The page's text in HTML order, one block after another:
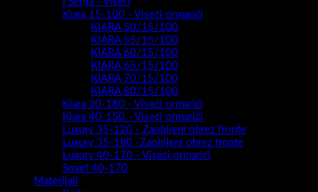
Luxury 35-120 - Zaobljeni obrez fronte
Luxury 35-180 -Zaobljeni obrez fronte
Luxury 40-170 - Viseći ormarići
Smart 40-170
Završne lajsne
Ogledala LED
Popratni artikli
Umivaonici
Nadgradni-top counter umivaonici
Nasadni
Povezani proizvodi